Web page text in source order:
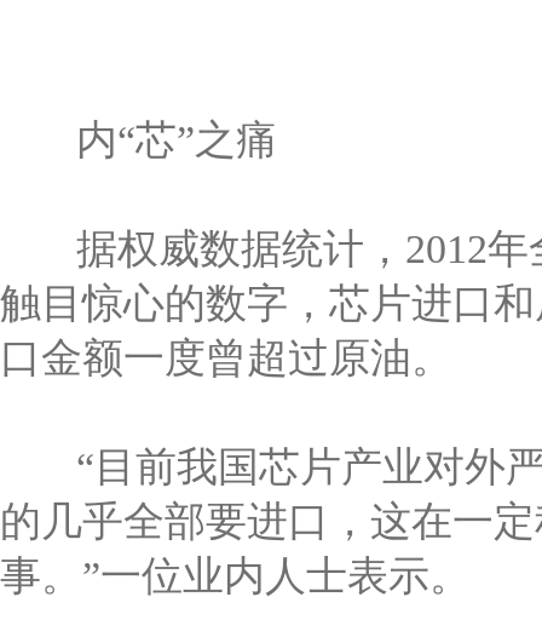
内“芯”之痛
据权威数据统计，2012年
触目惊心的数字，芯片进口
口金额一度曾超过原油。
“目前我国芯片产业对外严
的几乎全部要进口，这在一
事。”一位业内人士表示。